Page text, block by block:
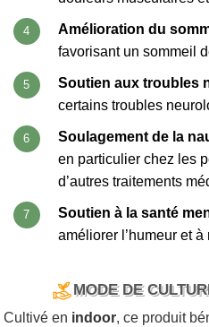
Amélioration du
favorisant un sommeil
Soutien aux troubles
certains troubles
Soulagement de la
en particulier chez les
d’autres traitements
Soutien à la santé
améliorer l’humeur et
MODE DE
Cultivé en indoor, ce produit